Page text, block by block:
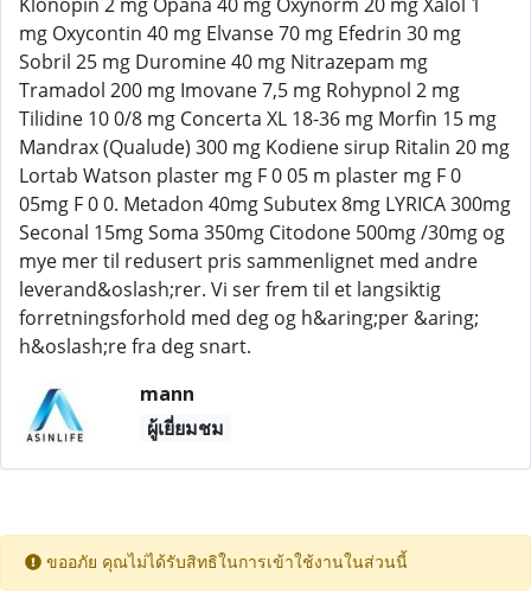
mg Oxycontin 40 mg Elvanse 70 mg Efedrin 30 mg
Sobril 25 mg Duromine 40 mg Nitrazepam mg
Tramadol 200 mg Imovane 7,5 mg Rohypnol 2 mg
Tilidine 10 0/8 mg Concerta XL 18-36 mg Morfin 15 mg
Mandrax (Qualude) 300 mg Kodiene sirup Ritalin 20 mg
Lortab Watson plaster mg F 0 05 m plaster mg F 0
05mg F 0 0. Metadon 40mg Subutex 8mg LYRICA 300mg
Seconal 15mg Soma 350mg Citodone 500mg /30mg og
mye mer til redusert pris sammenlignet med andre
leverand&oslash;rer. Vi ser frem til et langsiktig
forretningsforhold med deg og h&aring;per &aring;
h&oslash;re fra deg snart.
mann
ผู้เยี่ยมชม
ขออภัย คุณไม่ได้รับสิทธิในการเข้าใช้งานในส่วนนี้